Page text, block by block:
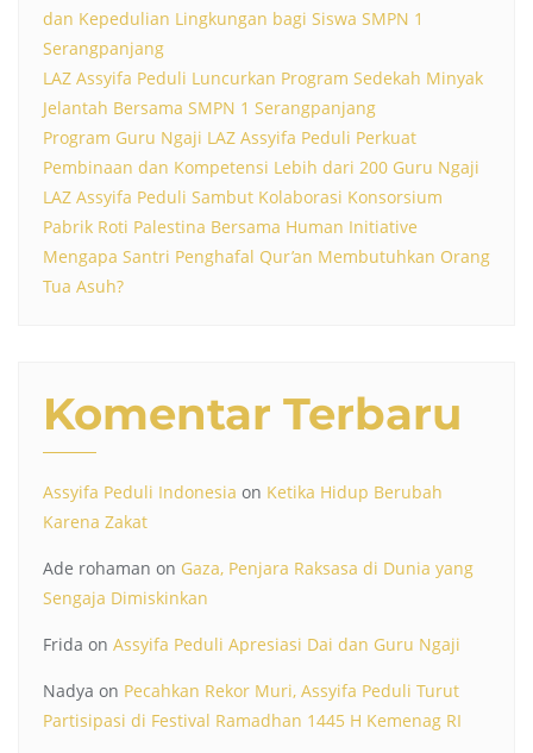
dan Kepedulian Lingkungan bagi Siswa SMPN 1
Serangpanjang
LAZ Assyifa Peduli Luncurkan Program Sedekah Minyak
Jelantah Bersama SMPN 1 Serangpanjang
Program Guru Ngaji LAZ Assyifa Peduli Perkuat
Pembinaan dan Kompetensi Lebih dari 200 Guru Ngaji
LAZ Assyifa Peduli Sambut Kolaborasi Konsorsium
Pabrik Roti Palestina Bersama Human Initiative
Mengapa Santri Penghafal Qur’an Membutuhkan Orang
Tua Asuh?
Komentar Terbaru
Assyifa Peduli Indonesia on Ketika Hidup Berubah
Karena Zakat
Ade rohaman on Gaza, Penjara Raksasa di Dunia yang
Sengaja Dimiskinkan
Frida on Assyifa Peduli Apresiasi Dai dan Guru Ngaji
Nadya on Pecahkan Rekor Muri, Assyifa Peduli Turut
Partisipasi di Festival Ramadhan 1445 H Kemenag RI